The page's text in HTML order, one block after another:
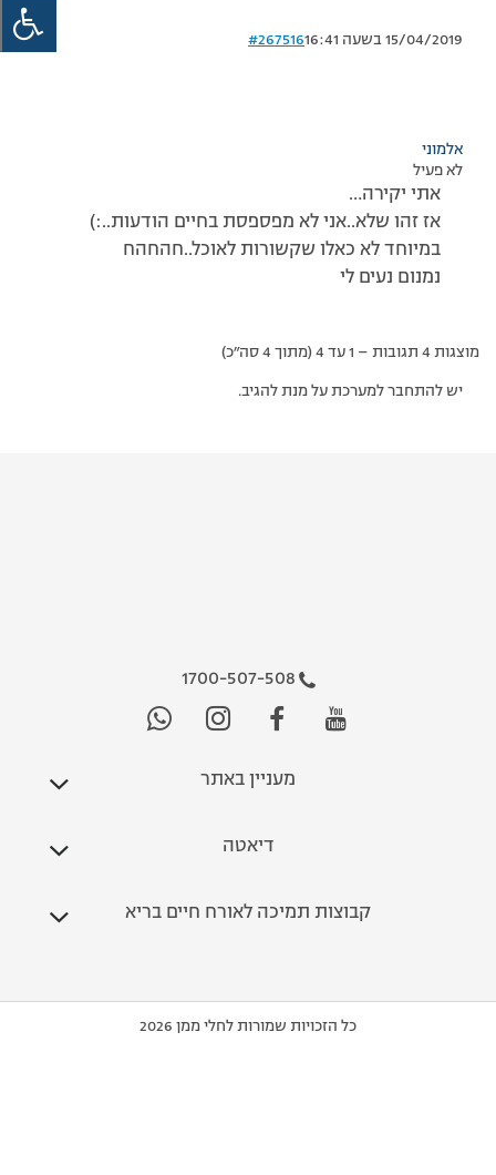
15/04/2019 בשעה 16:41 #267516
אלמוני
לא פעיל
אתי יקירה…
אז זהו שלא..אני לא מפספסת בחיים הודעות..:)
במיוחד לא כאלו שקשורות לאוכל..חהחהח
נמנום נעים לי
מוצגות 4 תגובות – 1 עד 4 (מתוך 4 סה״כ)
יש להתחבר למערכת על מנת להגיב.
1700-507-508
מעניין באתר
דיאטה
קבוצות תמיכה לאורח חיים בריא
כל הזכויות שמורות לחלי ממן 2026